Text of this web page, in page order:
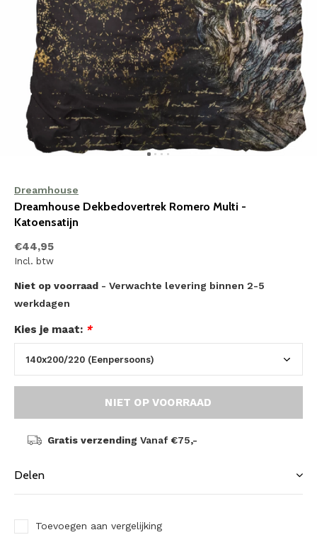
Dreamhouse
Dreamhouse Dekbedovertrek Romero Multi -
Katoensatijn
€44,95
Incl. btw
Niet op voorraad - Verwachte levering binnen 2-5
werkdagen
Kies je maat: *
NIET OP VOORRAAD
Gratis verzending Vanaf €75,-
Delen
Toevoegen aan vergelijking